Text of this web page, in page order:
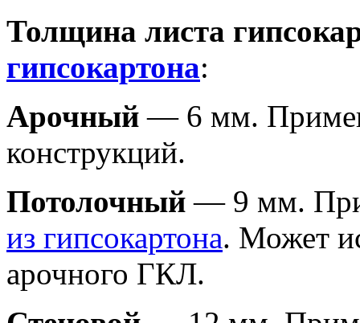
Толщина листа
гипсокартона:
Арочный — 6 мм.
конструкций.
Потолочный — 9 мм.
из гипсокартона. Может
арочного ГКЛ.